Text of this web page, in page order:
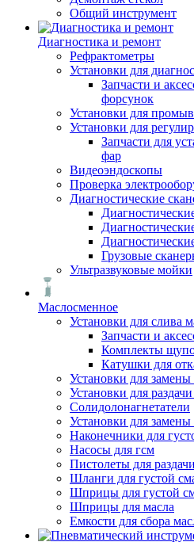
Общий инструмент
Диагностика и ремонт
Рефрактометры
Установки для
Запчасти и
форсунок
Установки для
Установки для
Запчасти для
фар
Видеоэндоскопы
Проверка
Диагностические
Грузовые
Ультразвуковые мойки
Маслосменное
Установки для слива
Запчасти и
Комплекты
Катушки для
Установки для
Установки для
Солидолонагнетатели
Установки для
Наконечники для
Насосы для гсм
Пистолеты для
Шланги для густой
Шприцы для густой
Шприцы для масла
Емкости для сбора